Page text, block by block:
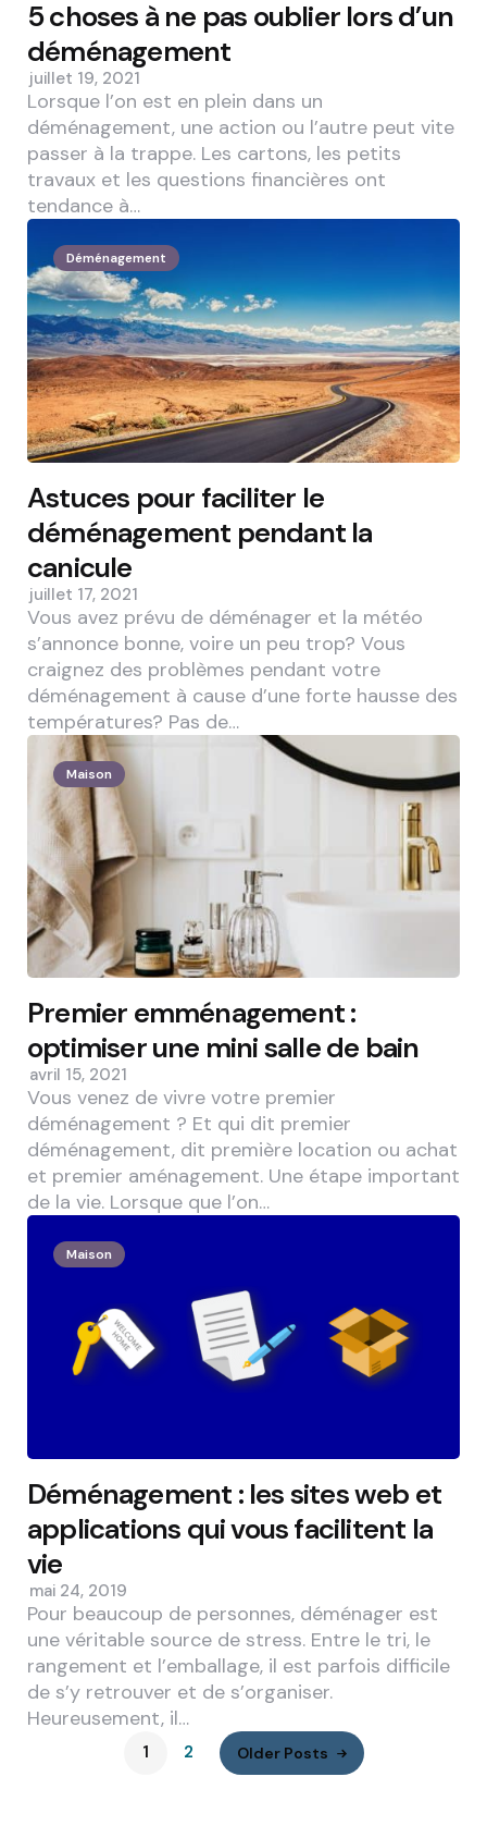
5 choses à ne pas oublier lors d’un
déménagement
juillet 19, 2021
Lorsque l’on est en plein dans un
déménagement, une action ou l’autre peut vite
passer à la trappe. Les cartons, les petits
travaux et les questions financières ont
tendance à…
Déménagement
Astuces pour faciliter le
déménagement pendant la
canicule
juillet 17, 2021
Vous avez prévu de déménager et la météo
s’annonce bonne, voire un peu trop? Vous
craignez des problèmes pendant votre
déménagement à cause d’une forte hausse des
températures? Pas de…
Maison
Premier emménagement :
optimiser une mini salle de bain
avril 15, 2021
Vous venez de vivre votre premier
déménagement ? Et qui dit premier
déménagement, dit première location ou achat
et premier aménagement. Une étape important
de la vie. Lorsque que l’on…
Maison
Déménagement : les sites web et
applications qui vous facilitent la
vie
mai 24, 2019
Pour beaucoup de personnes, déménager est
une véritable source de stress. Entre le tri, le
rangement et l’emballage, il est parfois difficile
de s’y retrouver et de s’organiser.
Heureusement, il…
1 2 Older Posts